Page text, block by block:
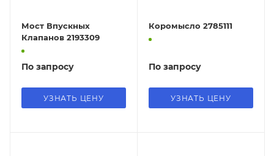
Мост Впускных
Клапанов 2193309
По запросу
УЗНАТЬ ЦЕНУ
Коромысло 2785111
По запросу
УЗНАТЬ ЦЕНУ